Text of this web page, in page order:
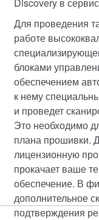
Для проведения
работе
блоками
обеспечением
к нему
и проведет
Это необходимо
плана прошивки.
лицензионную
прокачает ваше
обеспечение. В
дополнительное
подтверждения